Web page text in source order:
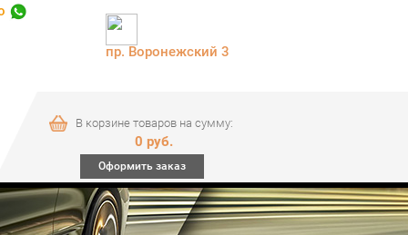
пр. Воронежский 3
В корзине товаров на сумму:
0 руб.
Оформить заказ